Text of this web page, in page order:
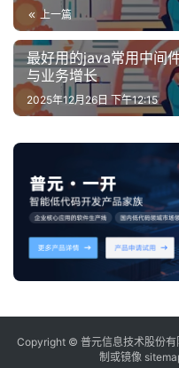
上一篇
最好用的java常用中间
与业务增长
2025年12月26日 下午12:15
Copyright © 普元信息技术股份有
制或镜像